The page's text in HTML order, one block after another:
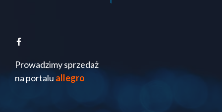
Prowadzimy sprzedaż
na portalu allegro